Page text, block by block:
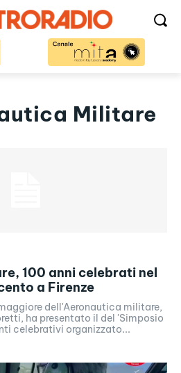
Militare
100 anni celebrati nel
a Firenze
dell'Aeronautica militare,
ha presentato il del 'Simposio
celebrativi organizzato...